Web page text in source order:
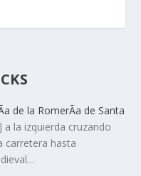
de la RomerÃ­a de Santa
a la izquierda cruzando
carretera hasta